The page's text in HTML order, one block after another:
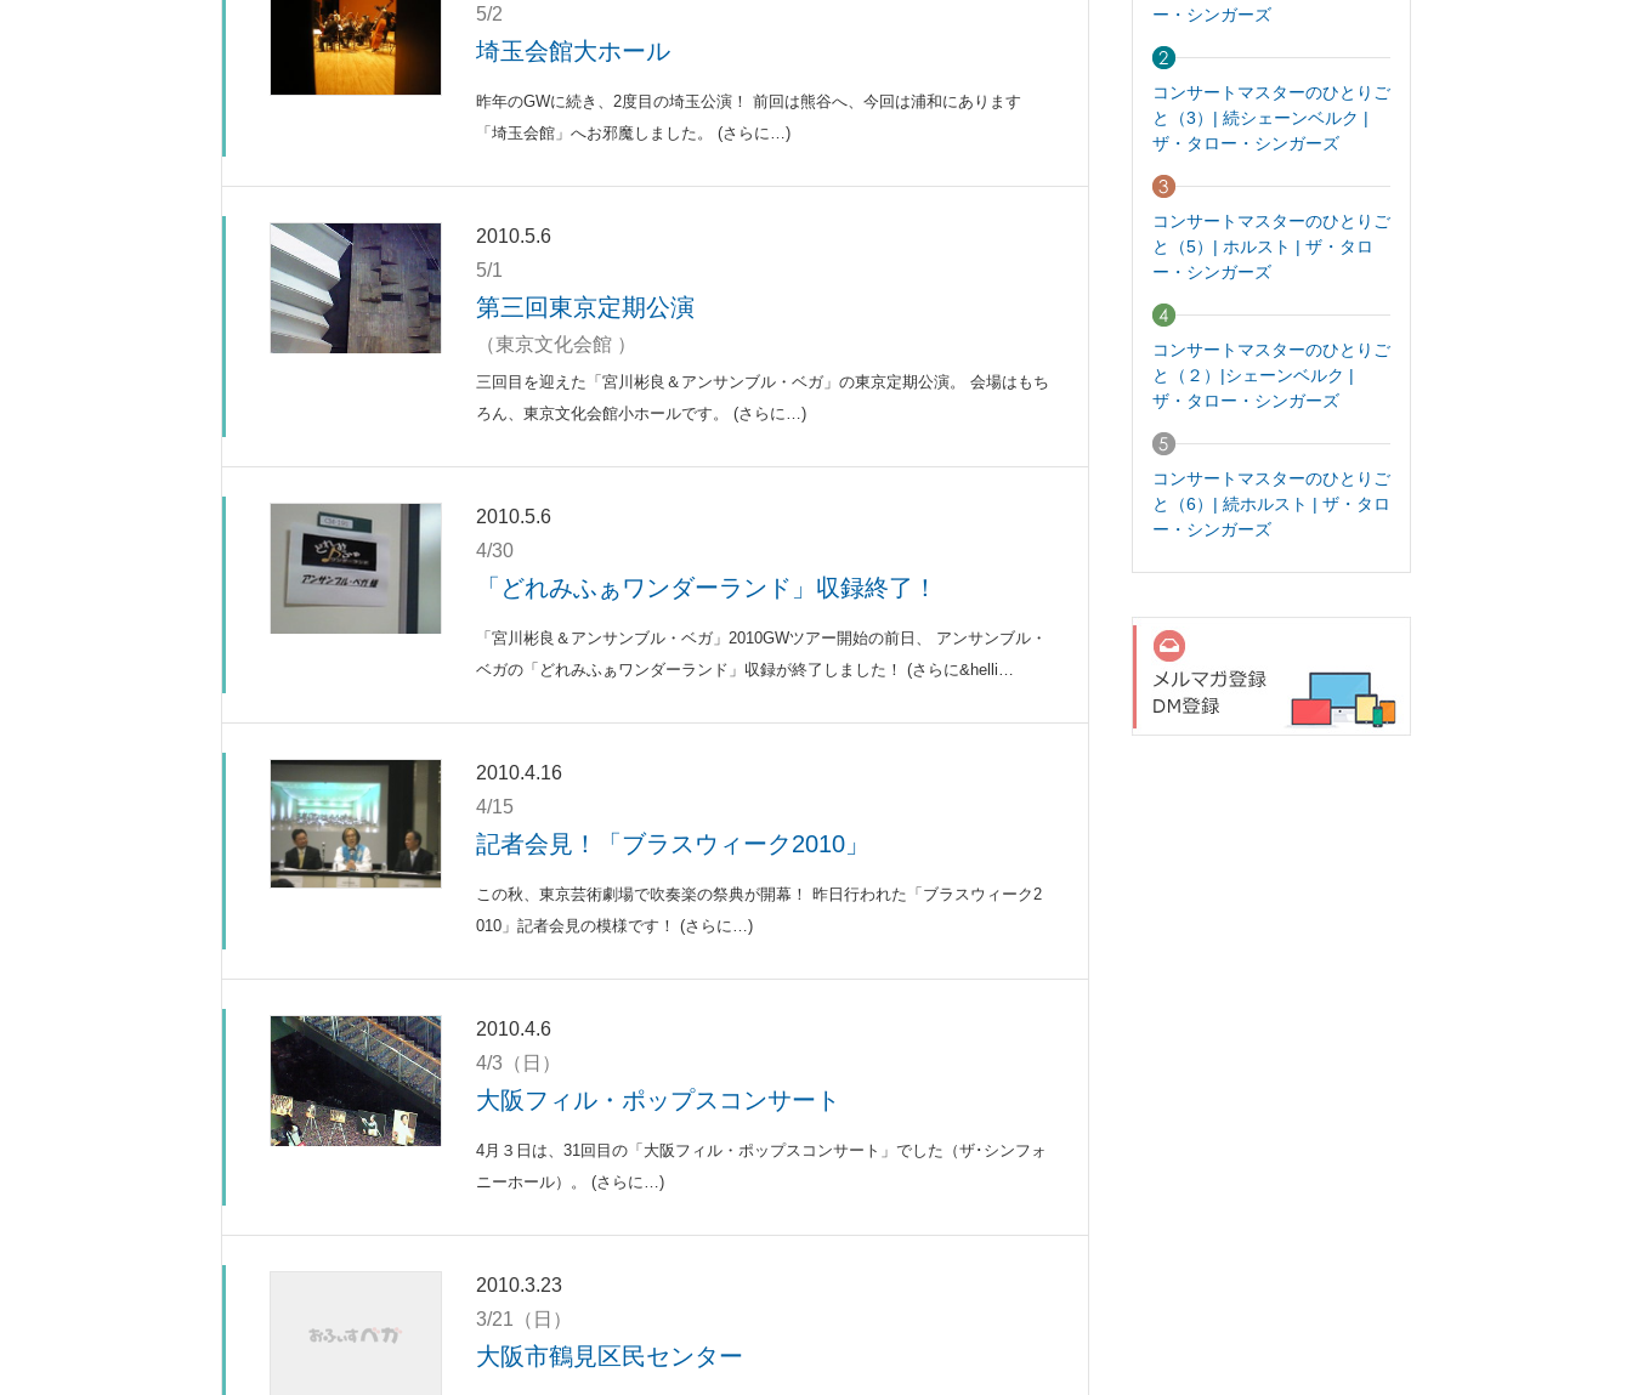
5/2
埼玉会館大ホール
昨年のGWに続き、2度目の埼玉公演！ 前回は熊谷へ、今回は浦和にあります
「埼玉会館」へお邪魔しました。 (さらに…)
2010.5.6
5/1
第三回東京定期公演
（東京文化会館 ）
三回目を迎えた「宮川彬良＆アンサンブル・ベガ」の東京定期公演。 会場はもち
ろん、東京文化会館小ホールです。 (さらに…)
2010.5.6
4/30
「どれみふぁワンダーランド」収録終了！
「宮川彬良＆アンサンブル・ベガ」2010GWツアー開始の前日、 アンサンブル・
ベガの「どれみふぁワンダーランド」収録が終了しました！ (さらに&helli…
2010.4.16
4/15
記者会見！「ブラスウィーク2010」
この秋、東京芸術劇場で吹奏楽の祭典が開幕！ 昨日行われた「ブラスウィーク2
010」記者会見の模様です！ (さらに…)
2010.4.6
4/3（日）
大阪フィル・ポップスコンサート
4月３日は、31回目の「大阪フィル・ポップスコンサート」でした（ザ･シンフォ
ニーホール）。 (さらに…)
2010.3.23
3/21（日）
大阪市鶴見区民センター
ー・シンガーズ
コンサートマスターのひとりご
と（3）| 続シェーンベルク |
ザ・タロー・シンガーズ
コンサートマスターのひとりご
と（5）| ホルスト | ザ・タロ
ー・シンガーズ
コンサートマスターのひとりご
と（２）|シェーンベルク |
ザ・タロー・シンガーズ
コンサートマスターのひとりご
と（6）| 続ホルスト | ザ・タロ
ー・シンガーズ